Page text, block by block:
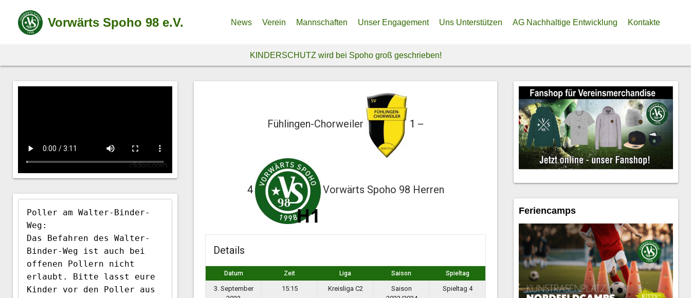
Vorwärts Spoho 98 e.V. News Verein
Über uns
Vereinsphilosophie & Ethikkodex
Mannschaften
Herrenabteilung
Unser Engagement
Spendenprojekt Ukraine
Uns Unterstützen
Sponsoren
Freiwilliger Beitrag zur Trainier:innen-Finanzierung
AG Nachhaltige Entwicklung Kontakte
KINDERSCHUTZ wird bei Spoho groß geschrieben!
Fühlingen-Chorweiler 1 —
4 Vorwärts Spoho 98 Herren
Details
Datum Zeit Liga Saison Spieltag
3. September
15:15 Kreisliga C2
Saison
Spieltag 4
Poller am Walter-Binder-
Weg:
Das Befahren des Walter-
Binder-Weg ist auch bei
offenen Pollern nicht
erlaubt. Bitte lasst eure
Kinder vor den Poller aus
Feriencamps